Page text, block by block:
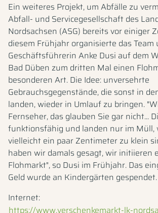
Ein weiteres Projekt, um Abfälle zu
Abfall- und Servicegesellschaft des
Nordsachsen (ASG) bereits vor einiger
diesem Frühjahr organisierte das Team
Geschäftsführerin Anke Dusi auf dem
Bad Düben zum dritten Mal einen
besonderen Art. Die Idee: unversehrte
Gebrauchsgegenstände, die sonst in
landen, wieder in Umlauf zu bringen.
Fernseher, das glauben Sie gar nicht...
funktionsfähig und landen nur im Müll,
vielleicht ein paar Zentimeter zu klein
haben wir damals gesagt, wir initiieren
Flohmarkt", so Dusi im Frühjahr. Das
Geld wurde an Kindergärten gespendet.
Internet:
https://www.verschenkemarkt-lk-